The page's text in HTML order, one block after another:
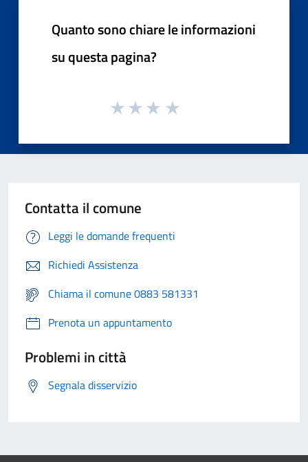
Quanto sono chiare le informazioni
su questa pagina?
Contatta il comune
Leggi le domande frequenti
Richiedi Assistenza
Chiama il comune 0883 581331
Prenota un appuntamento
Problemi in città
Segnala disservizio